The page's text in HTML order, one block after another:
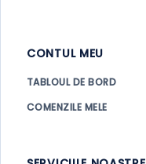
CONTUL MEU
TABLOUL DE BORD
COMENZILE MELE